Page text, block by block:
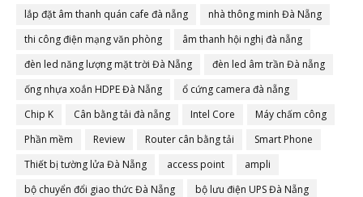
lắp đặt âm thanh quán cafe đà nẵng
nhà thông minh Đà Nẵng
thi công điện mạng văn phòng
âm thanh hội nghị đà nẵng
đèn led năng lượng mặt trời Đà Nẵng
đèn led âm trần Đà nẵng
ống nhựa xoắn HDPE Đà Nẵng
ổ cứng camera đà nẵng
Chip K
Cân bằng tải đà nẵng Intel Core
Máy chấm công
Phần mềm
Review Router cân bằng tải
Smart Phone
Thiết bị tường lửa Đà Nẵng
access point
ampli
bộ chuyển đổi giao thức Đà Nẵng
bộ lưu điện UPS Đà Nẵng